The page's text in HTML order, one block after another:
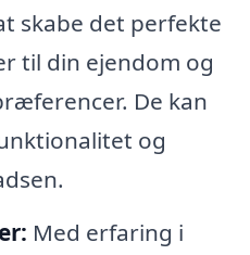
skabe det perfekte
til din ejendom og
De kan
og
Med erfaring i